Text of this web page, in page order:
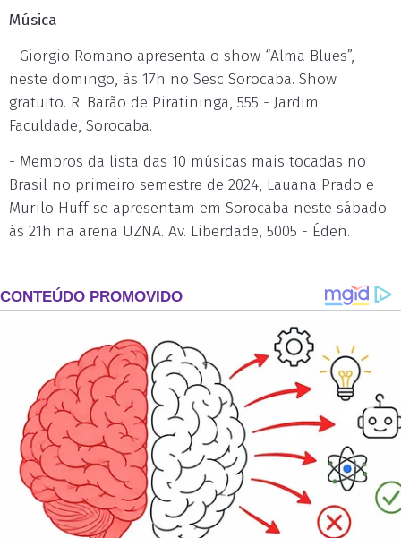
Música
- Giorgio Romano apresenta o show “Alma Blues”,
neste domingo, às 17h no Sesc Sorocaba. Show
gratuito. R. Barão de Piratininga, 555 - Jardim
Faculdade, Sorocaba.
- Membros da lista das 10 músicas mais tocadas no
Brasil no primeiro semestre de 2024, Lauana Prado e
Murilo Huff se apresentam em Sorocaba neste sábado
às 21h na arena UZNA. Av. Liberdade, 5005 - Éden.